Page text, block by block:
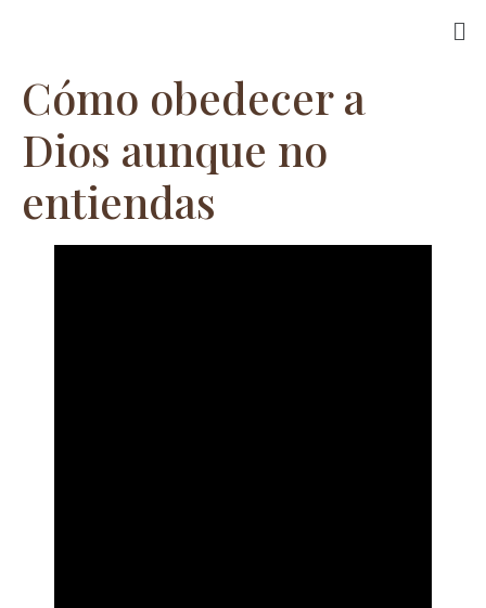
Cómo obedecer a
Dios aunque no
entiendas